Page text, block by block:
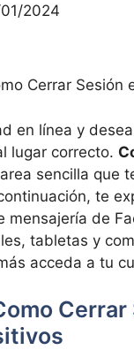
2024
Cerrar Sesión
en línea y
lugar correcto.
sencilla que
te
mensajería de
tabletas y
acceda a tu